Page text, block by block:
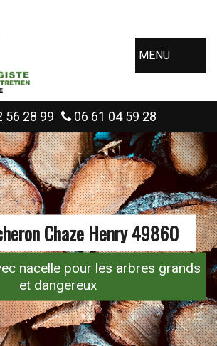
MENU
56 28 99 06 61 04 59 28
Chaze Henry 49860
nacelle pour les arbres grands
et dangereux